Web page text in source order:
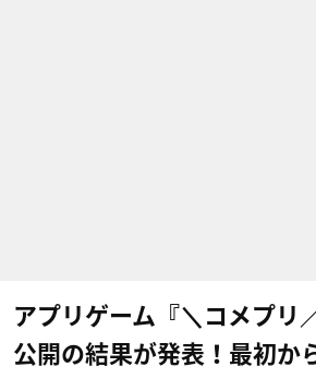
アプリゲーム『＼コメプリ
公開の結果が発表！最初か